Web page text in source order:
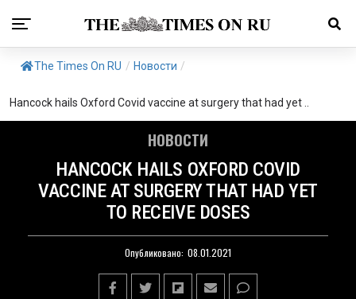
The Times On RU / Новости /
Hancock hails Oxford Covid vaccine at surgery that had yet ..
НОВОСТИ
HANCOCK HAILS OXFORD COVID
VACCINE AT SURGERY THAT HAD YET
TO RECEIVE DOSES
Опубликовано: 08.01.2021